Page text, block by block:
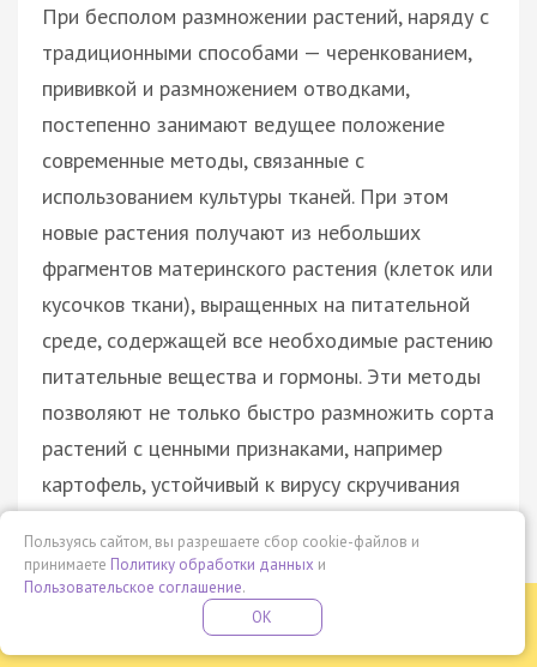
При бесполом размножении растений, наряду с
традиционными способами — черенкованием,
прививкой и размножением отводками,
постепенно занимают ведущее положение
современные методы, связанные с
использованием культуры тканей. При этом
новые растения получают из небольших
фрагментов материнского растения (клеток или
кусочков ткани), выращенных на питательной
среде, содержащей все необходимые растению
питательные вещества и гормоны. Эти методы
позволяют не только быстро размножить сорта
растений с ценными признаками, например
картофель, устойчивый к вирусу скручивания
листьев, но и получить незараженные вирусами
и другими возбудителями болезней растений
организмы. Культура тканей лежит и в основе
получения так называемых трансгенных, или
Бесплатная летняя школа
ПРОВЕДИ ЭТО ЛЕТО С ПОЛЬЗОЙ
Пользуясь сайтом, вы разрешаете сбор cookie-файлов и
принимаете Политику обработки данных и
Пользовательское соглашение.
OK